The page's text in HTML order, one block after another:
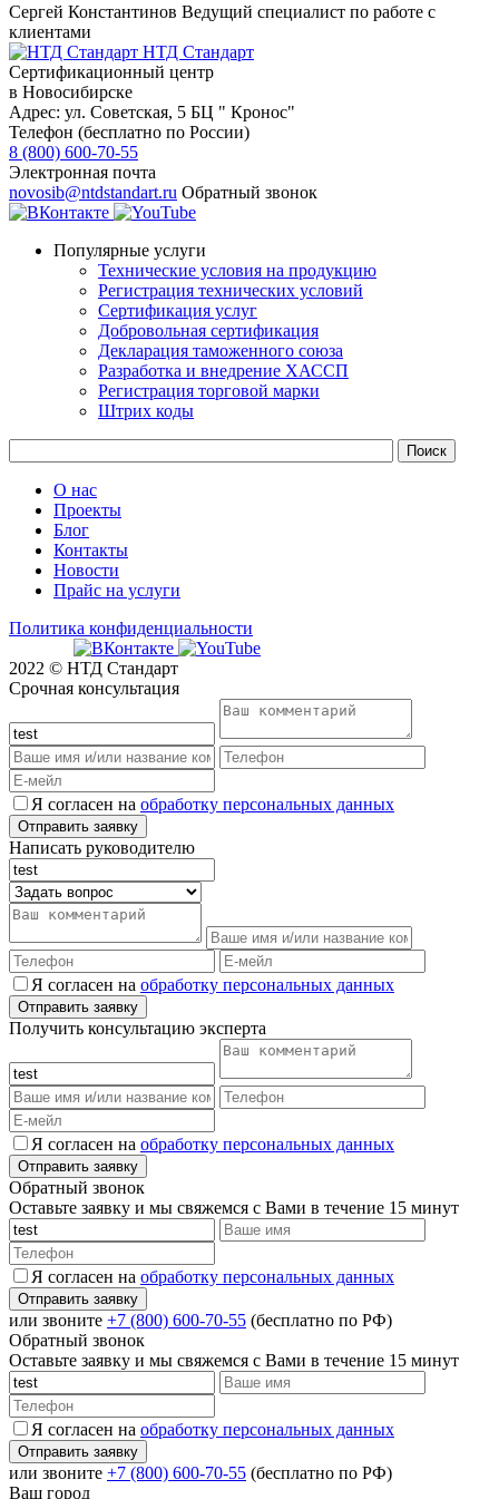
Сергей Константинов Ведущий специалист по работе с
клиентами
НТД Стандарт
Сертификационный центр
в Новосибирске
Адрес: ул. Советская, 5 БЦ " Кронос"
Телефон (бесплатно по России)
8 (800) 600-70-55
Электронная почта
novosib@ntdstandart.ru Обратный звонок
Популярные услуги
Технические условия на продукцию
Регистрация технических условий
Сертификация услуг
Добровольная сертификация
Декларация таможенного союза
Разработка и внедрение ХАССП
Регистрация торговой марки
Штрих коды
О нас
Проекты
Блог
Контакты
Новости
Прайс на услуги
Политика конфиденциальности
2022 © НТД Стандарт
Срочная консультация
Я согласен на обработку персональных данных
Написать руководителю
Я согласен на обработку персональных данных
Получить консультацию эксперта
Я согласен на обработку персональных данных
Обратный звонок
Оставьте заявку и мы свяжемся с Вами в течение 15 минут
Я согласен на обработку персональных данных
или звоните +7 (800) 600-70-55 (бесплатно по РФ)
Обратный звонок
Оставьте заявку и мы свяжемся с Вами в течение 15 минут
Я согласен на обработку персональных данных
или звоните +7 (800) 600-70-55 (бесплатно по РФ)
Ваш город